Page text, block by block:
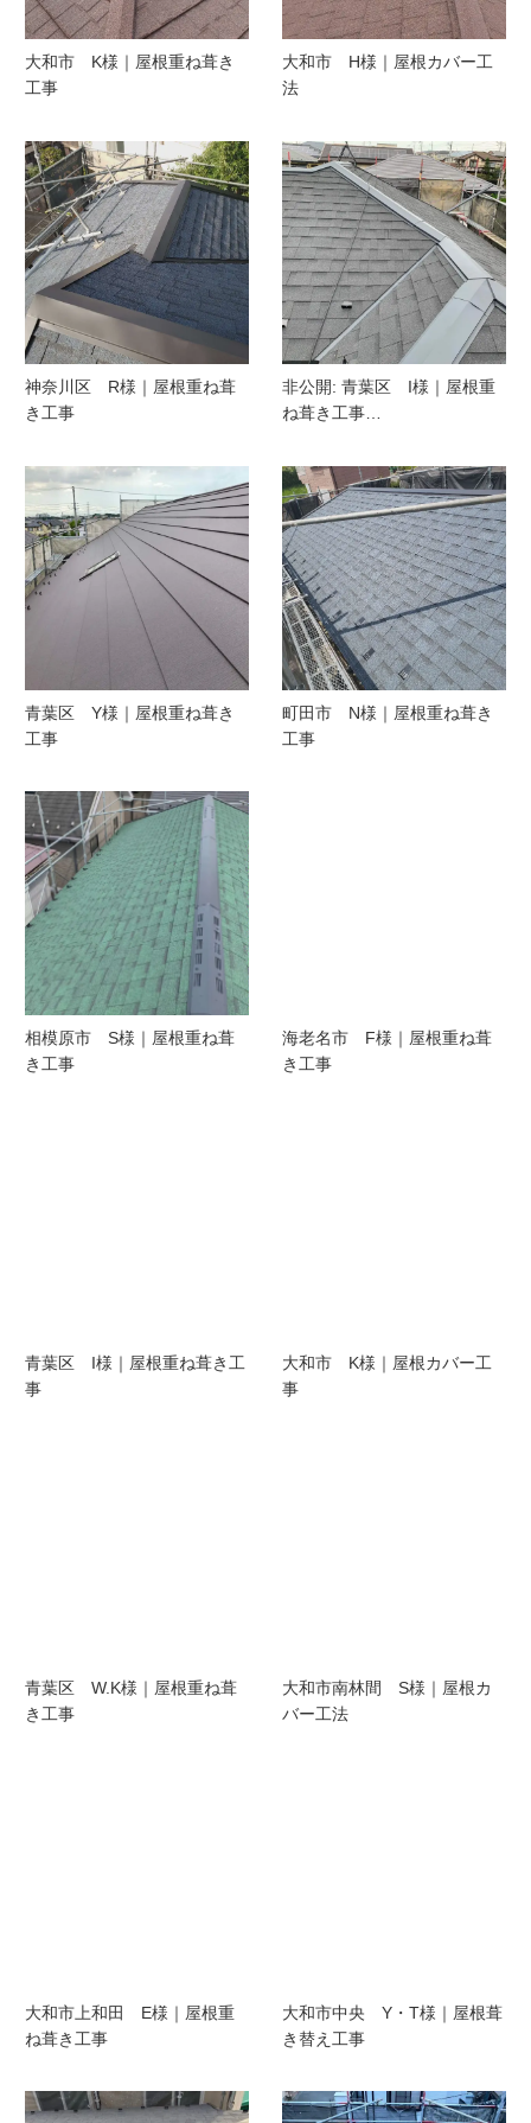
大和市 K様｜屋根重ね葺き
工事
大和市 H様｜屋根カバー工
法
神奈川区 R様｜屋根重ね葺
き工事
非公開: 青葉区 I様｜屋根重
ね葺き工事…
青葉区 Y様｜屋根重ね葺き
工事
町田市 N様｜屋根重ね葺き
工事
相模原市 S様｜屋根重ね葺
き工事
海老名市 F様｜屋根重ね葺
き工事
青葉区 I様｜屋根重ね葺き工
事
大和市 K様｜屋根カバー工
事
青葉区 W.K様｜屋根重ね葺
き工事
大和市南林間 S様｜屋根カ
バー工法
大和市上和田 E様｜屋根重
ね葺き工事
大和市中央 Y・T様｜屋根葺
き替え工事